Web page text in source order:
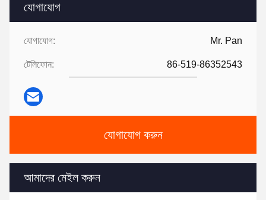
যোগাযোগ
যোগাযোগ: Mr. Pan
টেলিফোন: 86-519-86352543
যোগাযোগ করুন
আমাদের মেইল ​​করুন